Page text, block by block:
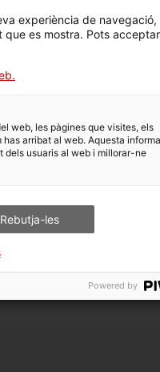
a l'exterior en parlar,
experiència de navegació,
es mostra. Pots
web, les pàgines que visites, els
arribat al web. Aquesta
dels usuaris al web i millorar-ne
Rebutja-les
Powered by